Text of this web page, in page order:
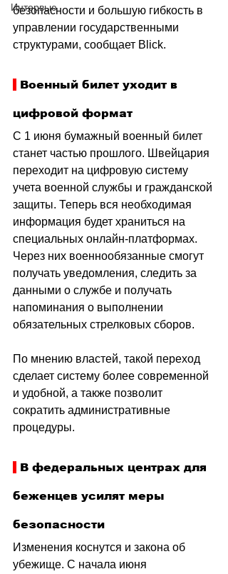
Интервью
безопасности и большую гибкость в
управлении государственными
структурами, сообщает Blick.
Военный билет уходит в
цифровой формат
С 1 июня бумажный военный билет
станет частью прошлого. Швейцария
переходит на цифровую систему
учета военной службы и гражданской
защиты. Теперь вся необходимая
информация будет храниться на
специальных онлайн-платформах.
Через них военнообязанные смогут
получать уведомления, следить за
данными о службе и получать
напоминания о выполнении
обязательных стрелковых сборов.
По мнению властей, такой переход
сделает систему более современной
и удобной, а также позволит
сократить административные
процедуры.
В федеральных центрах для
беженцев усилят меры
безопасности
Изменения коснутся и закона об
убежище. С начала июня